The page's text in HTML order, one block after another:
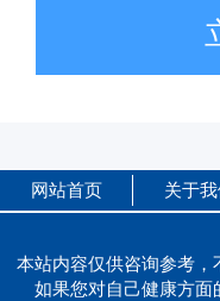
网站首页 关于
本站内容仅供咨询参考
如果您对自己健康方面